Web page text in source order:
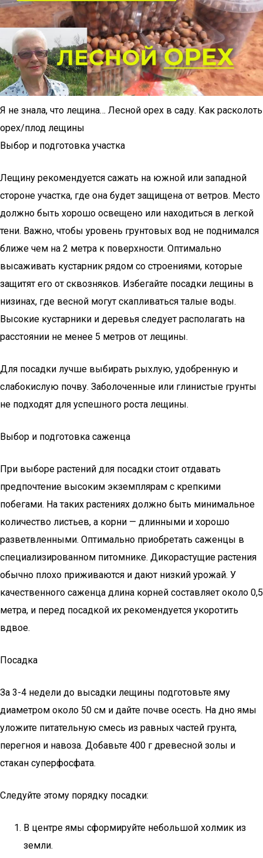
Я не знала, что лещина… Лесной орех в саду. Как расколоть
орех/плод лещины
Выбор и подготовка участка
Лещину рекомендуется сажать на южной или западной
стороне участка, где она будет защищена от ветров. Место
должно быть хорошо освещено или находиться в легкой
тени. Важно, чтобы уровень грунтовых вод не поднимался
ближе чем на 2 метра к поверхности. Оптимально
высаживать кустарник рядом со строениями, которые
защитят его от сквозняков. Избегайте посадки лещины в
низинах, где весной могут скапливаться талые воды.
Высокие кустарники и деревья следует располагать на
расстоянии не менее 5 метров от лещины.
Для посадки лучше выбирать рыхлую, удобренную и
слабокислую почву. Заболоченные или глинистые грунты
не подходят для успешного роста лещины.
Выбор и подготовка саженца
При выборе растений для посадки стоит отдавать
предпочтение высоким экземплярам с крепкими
побегами. На таких растениях должно быть минимальное
количество листьев, а корни — длинными и хорошо
разветвленными. Оптимально приобретать саженцы в
специализированном питомнике. Дикорастущие растения
обычно плохо приживаются и дают низкий урожай. У
качественного саженца длина корней составляет около 0,5
метра, и перед посадкой их рекомендуется укоротить
вдвое.
Посадка
За 3-4 недели до высадки лещины подготовьте яму
диаметром около 50 см и дайте почве осесть. На дно ямы
уложите питательную смесь из равных частей грунта,
перегноя и навоза. Добавьте 400 г древесной золы и
стакан суперфосфата.
Следуйте этому порядку посадки:
В центре ямы сформируйте небольшой холмик из
земли.